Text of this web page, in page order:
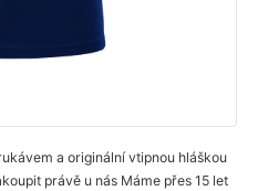
a originální vtipnou hláškou
právě u nás Máme přes 15 let